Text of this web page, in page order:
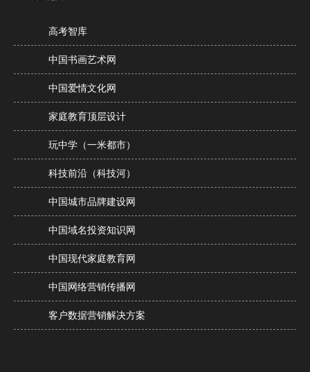
高考智库
中国书画艺术网
中国爱情文化网
家庭教育顶层设计
玩中学（一米都市）
科技前沿（科技河）
中国城市品牌建设网
中国域名投资知识网
中国现代家庭教育网
中国网络营销传播网
客户数据营销解决方案